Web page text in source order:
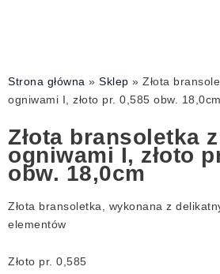
Strona główna » Sklep » Złota
ogniwami I, złoto pr. 0,585 obw. 18,0cm
Złota bransoletka
ogniwami I, złoto
obw. 18,0cm
Złota bransoletka, wykonana z
elementów
Złoto pr. 0,585